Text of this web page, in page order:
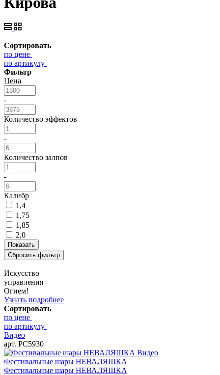
Сортировать
по цене
по артикулу
Фильтр
Цена
-
Количество эффектов
-
Количество залпов
-
Калибр
1,4
1,75
1,85
2,0
Искусство
управления
Огнем!
Узнать подробнее
Сортировать
по цене
по артикулу
Видео
арт. РС5930
Видео
Фестивальные шары НЕВАЛЯШКА
Фестивальные шары НЕВАЛЯШКА